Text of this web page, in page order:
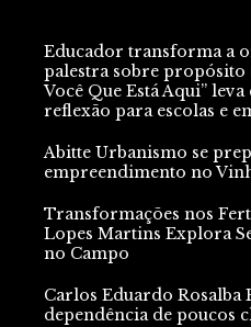
Educador transforma a
palestra sobre propósito
Você Que Está Aqui”
reflexão para escolas e
Abitte Urbanismo se
empreendimento no
Transformações nos
Lopes Martins Explora
no Campo
Carlos Eduardo Rosalba
dependência de poucos